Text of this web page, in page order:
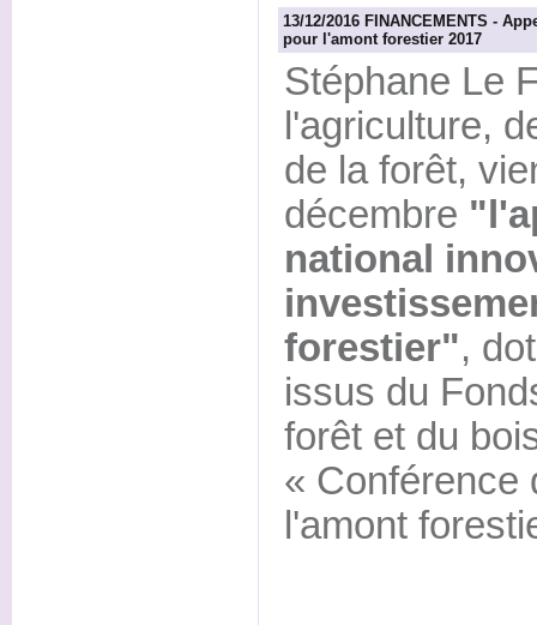
13/12/2016 FINANCEMENTS -
pour l'amont forestier 2017
Stéphane Le
l'agriculture,
de la forêt,
décembre
national
forestier",
issus du
forêt et du
« Conférence
l'amont